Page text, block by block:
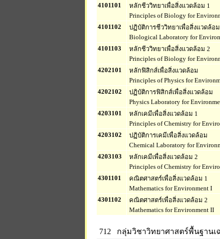
4101101
หลักชีววิทยาเพื่อสิ่งแวดล้อม 1
Principles of Biology for
4101102
ปฏิบัติการชีววิทยาเพื่อสิ่งแวดล้อม
Biological Laboratory for
4101103
หลักชีววิทยาเพื่อสิ่งแวดล้อม 2
Principles of Biology for
4202101
หลักฟิสิกส์เพื่อสิ่งแวดล้อม
Principles of Physics for
4202102
ปฏิบัติการฟิสิกส์เพื่อสิ่งแวดล้อม
Physics Laboratory for
4203101
หลักเคมีเพื่อสิ่งแวดล้อม 1
Principles of Chemistry for
4203102
ปฏิบัติการเคมีเพื่อสิ่งแวดล้อม
Chemical Laboratory for
4203103
หลักเคมีเพื่อสิ่งแวดล้อม 2
Principles of Chemistry for
4301101
คณิตศาสตร์เพื่อสิ่งแวดล้อม 1
Mathematics for Environment I
4301102
คณิตศาสตร์เพื่อสิ่งแวดล้อม 2
Mathematics for Environment II
712 กลุ่มวิชาวิทยาศาสตร์พื้นฐานเ